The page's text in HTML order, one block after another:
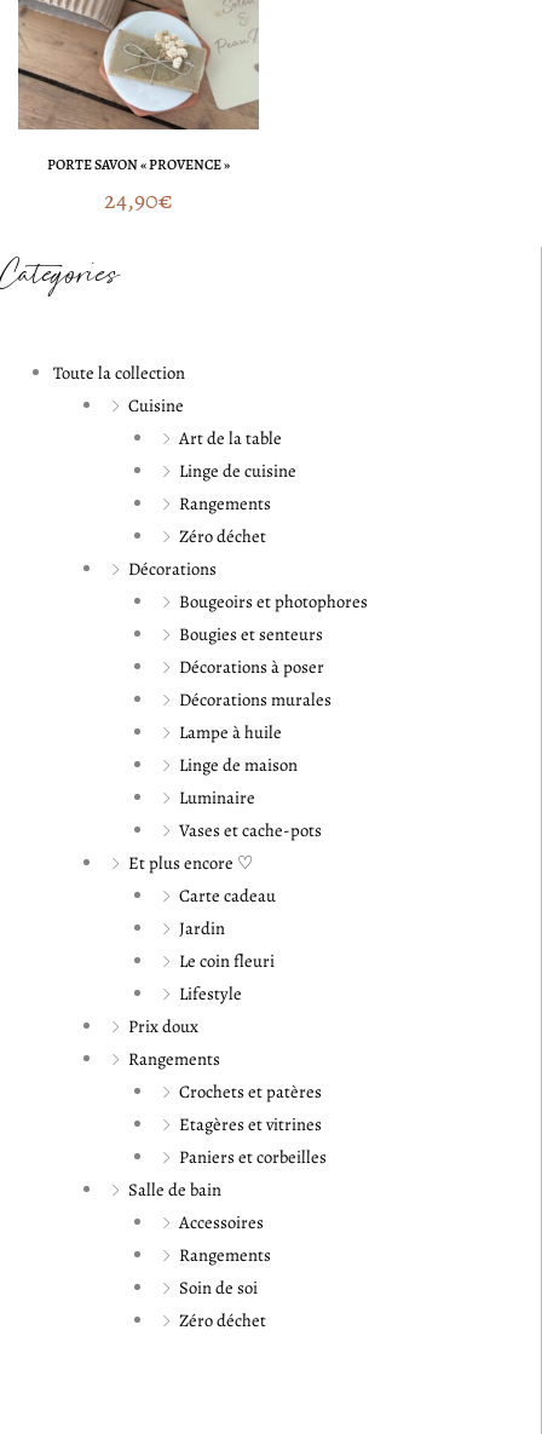
Catégories
Toute la collection
Cuisine
Art de la table
Linge de cuisine
Rangements
Zéro déchet
Décorations
Bougeoirs et photophores
Bougies et senteurs
Décorations à poser
Décorations murales
Lampe à huile
Linge de maison
Luminaire
Vases et cache-pots
Et plus encore ♡
Carte cadeau
Jardin
Le coin fleuri
Lifestyle
Prix doux
Rangements
Crochets et patères
Etagères et vitrines
Paniers et corbeilles
Salle de bain
Accessoires
Rangements
Soin de soi
Zéro déchet
PORTE SAVON « PROVENCE »
24,90€